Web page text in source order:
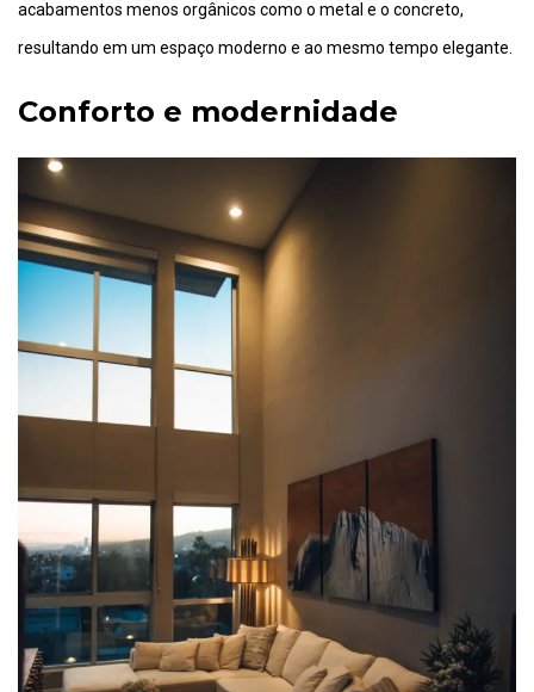
acabamentos menos orgânicos como o metal e o concreto,
resultando em um espaço moderno e ao mesmo tempo elegante.
Conforto e modernidade